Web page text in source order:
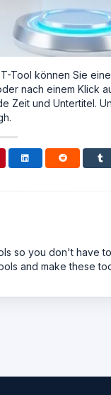
Tool können Sie
nach einem Klick
Zeit und Untertitel.
so you don't have
and make these